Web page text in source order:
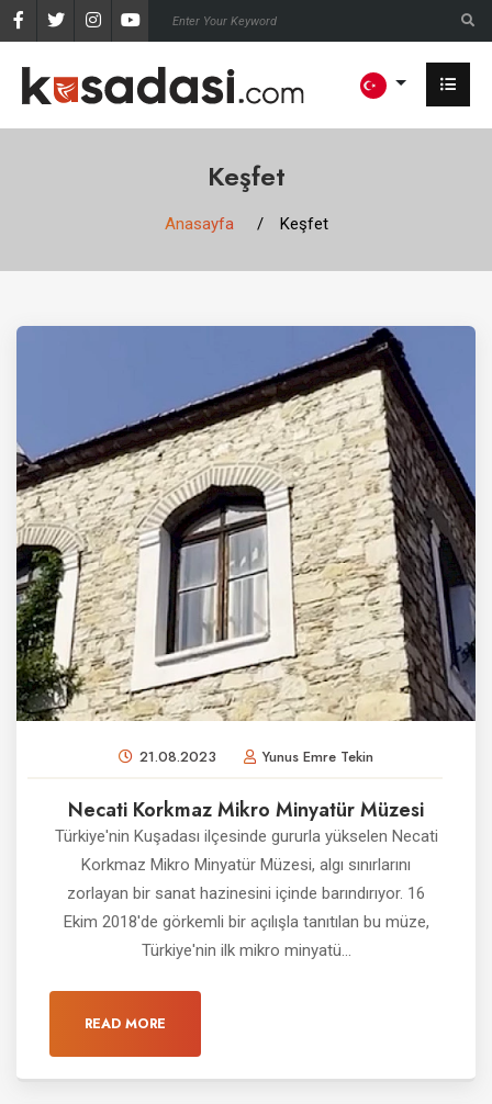
Keşfet
Anasayfa Keşfet
21.08.2023 Yunus Emre Tekin
Necati Korkmaz Mikro Minyatür Müzesi
Türkiye'nin Kuşadası ilçesinde gururla yükselen Necati
Korkmaz Mikro Minyatür Müzesi, algı sınırlarını
zorlayan bir sanat hazinesini içinde barındırıyor. 16
Ekim 2018'de görkemli bir açılışla tanıtılan bu müze,
Türkiye'nin ilk mikro minyatü...
READ MORE